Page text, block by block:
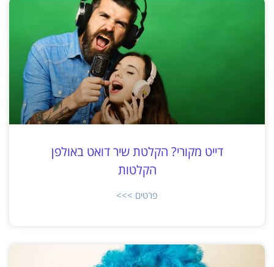
דייט מקורי? הקלטת שיר דואט באולפן
הקלטות
פרטים >>>